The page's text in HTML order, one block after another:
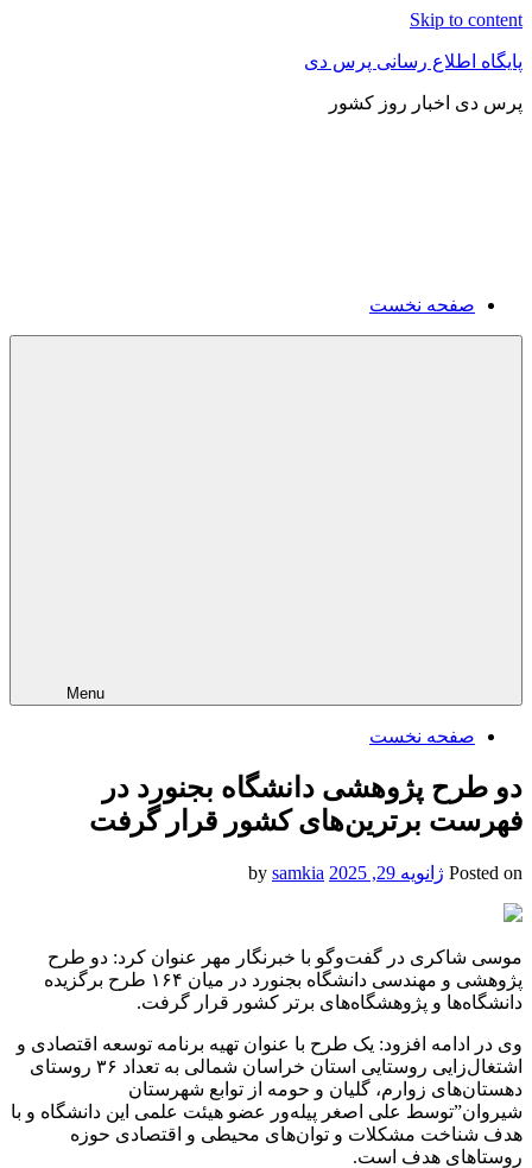
Skip to content
پایگاه اطلاع رسانی پرس دی
پرس دی اخبار روز کشور
صفحه نخست
Menu
صفحه نخست
دو طرح پژوهشی دانشگاه بجنورد در
فهرست برترین‌های کشور قرار گرفت
Posted on ژانویه 29, 2025 samkia
موسی شاکری در گفت‌وگو با خبرنگار مهر عنوان کرد: دو طرح
پژوهشی و مهندسی دانشگاه بجنورد در میان ۱۶۴ طرح برگزیده
دانشگاه‌ها و پژوهشگاه‌های برتر کشور قرار گرفت.
وی در ادامه افزود: یک طرح با عنوان تهیه برنامه توسعه اقتصادی و
اشتغال‌زایی روستایی استان خراسان شمالی به تعداد ۳۶ روستای
دهستان‌های زوارم، گلیان و حومه از توابع شهرستان
شیروان”توسط علی اصغر پیله‌ور عضو هیئت علمی این دانشگاه و با
هدف شناخت مشکلات و توان‌های محیطی و اقتصادی حوزه
روستاهای هدف است.